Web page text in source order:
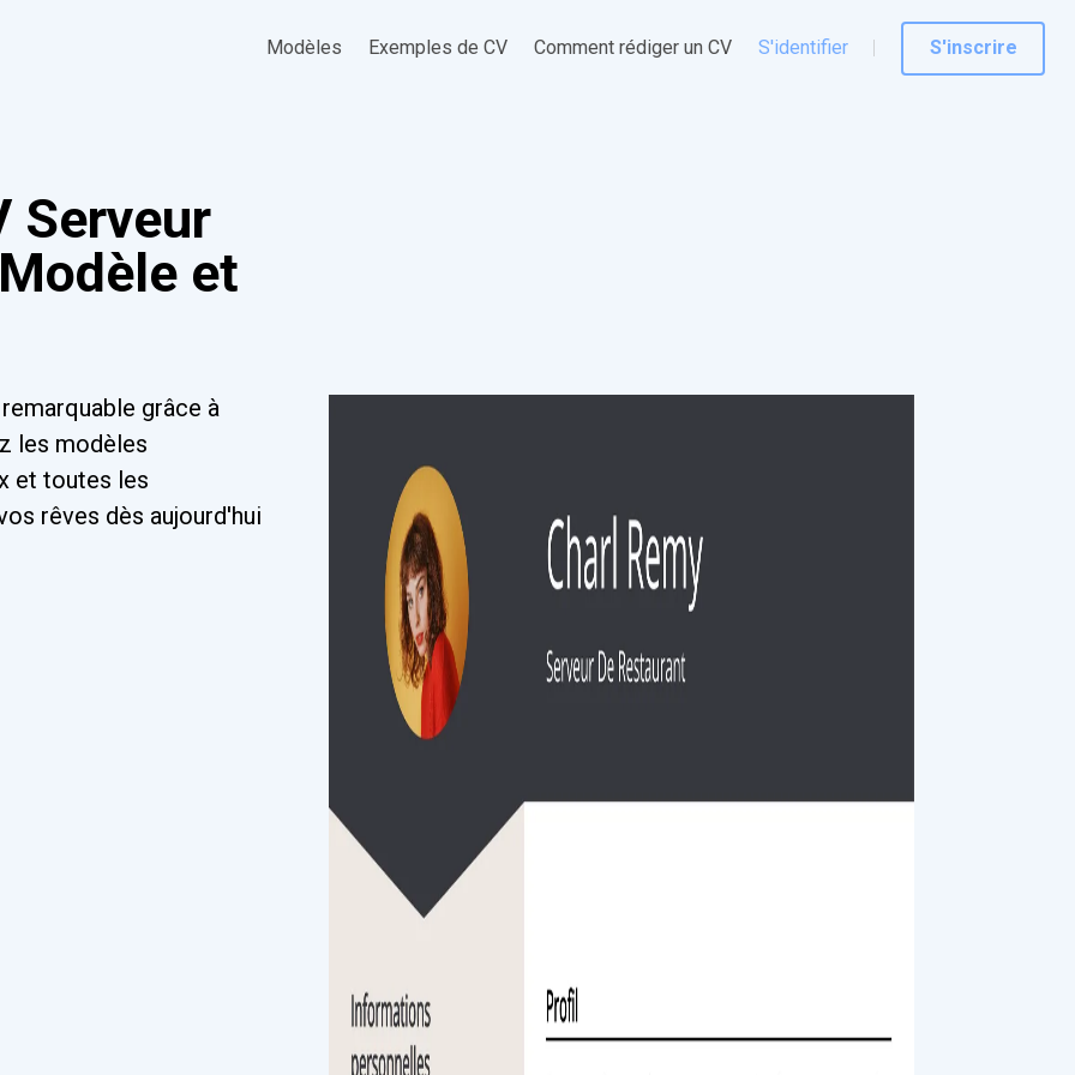
Modèles Exemples de CV Comment rédiger un CV S'identifier S'inscrire
Serveur
et
grâce à
les modèles
et toutes les
rêves dès aujourd'hui